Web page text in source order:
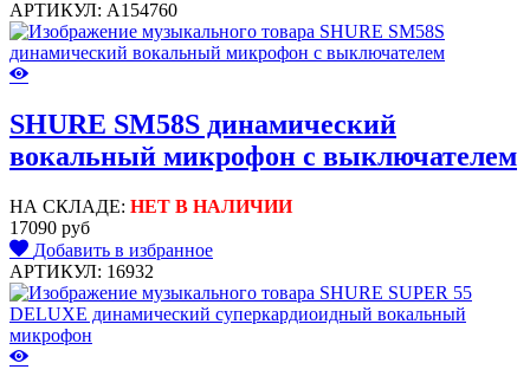
АРТИКУЛ: A154760
SHURE SM58S динамический
вокальный микрофон с выключателем
НА СКЛАДЕ: НЕТ В НАЛИЧИИ
17090 руб
Добавить в избранное
АРТИКУЛ: 16932